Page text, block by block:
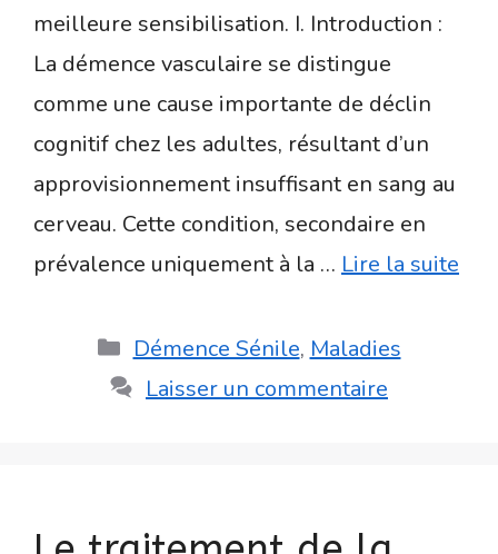
meilleure sensibilisation. I. Introduction :
La démence vasculaire se distingue
comme une cause importante de déclin
cognitif chez les adultes, résultant d’un
approvisionnement insuffisant en sang au
cerveau. Cette condition, secondaire en
prévalence uniquement à la … Lire la suite
Catégories
Démence Sénile, Maladies
Laisser un commentaire